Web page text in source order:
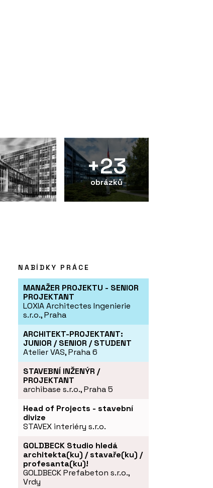
+23
obrázků
NABÍDKY PRÁCE
MANAŽER PROJEKTU - SENIOR
PROJEKTANT
LOXIA Architectes Ingenierie
s.r.o., Praha
ARCHITEKT-PROJEKTANT:
JUNIOR / SENIOR / STUDENT
Atelier VAS, Praha 6
STAVEBNÍ INŽENÝR /
PROJEKTANT
archibase s.r.o., Praha 5
Head of Projects - stavební
divize
STAVEX interiéry s.r.o.
GOLDBECK Studio hledá
architekta(ku) / stavaře(ku) /
profesanta(ku)!
GOLDBECK Prefabeton s.r.o.,
Vrdy